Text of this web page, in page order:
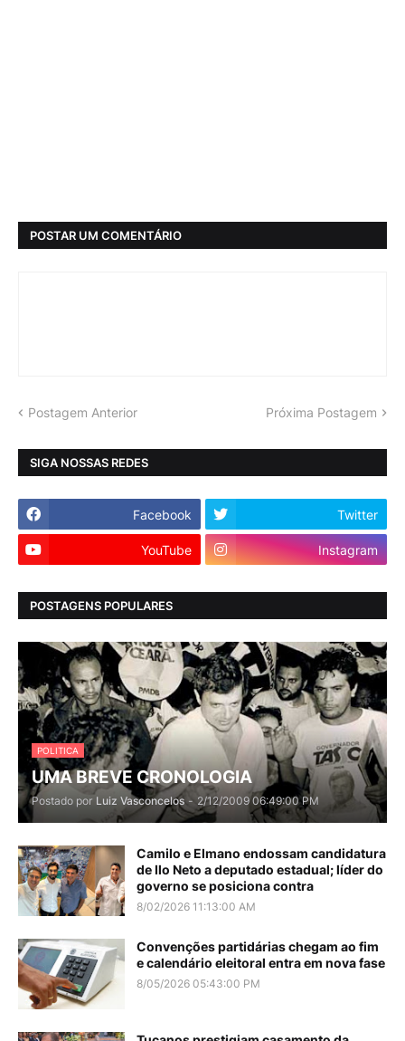
POSTAR UM COMENTÁRIO
Postagem Anterior Próxima Postagem
SIGA NOSSAS REDES
Facebook Twitter
YouTube Instagram
POSTAGENS POPULARES
POLITICA
UMA BREVE CRONOLOGIA
Postado por Luiz Vasconcelos - 2/12/2009 06:49:00 PM
Camilo e Elmano endossam candidatura
de Ilo Neto a deputado estadual; líder do
governo se posiciona contra
8/02/2026 11:13:00 AM
Convenções partidárias chegam ao fim
e calendário eleitoral entra em nova fase
8/05/2026 05:43:00 PM